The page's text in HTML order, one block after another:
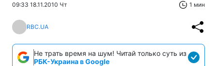
09:33 18.11.2010 Чт 1 мин
RBC.UA
Не трать время на шум! Читай только суть из
РБК-Украина в Google